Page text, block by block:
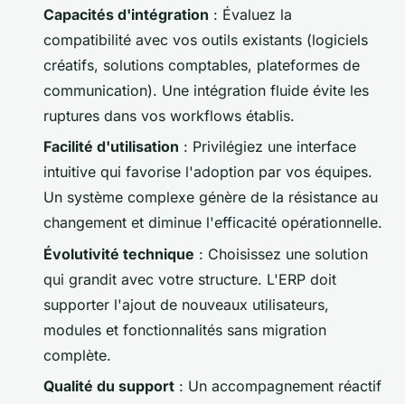
Capacités d'intégration : Évaluez la
compatibilité avec vos outils existants (logiciels
créatifs, solutions comptables, plateformes de
communication). Une intégration fluide évite les
ruptures dans vos workflows établis.
Facilité d'utilisation : Privilégiez une interface
intuitive qui favorise l'adoption par vos équipes.
Un système complexe génère de la résistance au
changement et diminue l'efficacité opérationnelle.
Évolutivité technique : Choisissez une solution
qui grandit avec votre structure. L'ERP doit
supporter l'ajout de nouveaux utilisateurs,
modules et fonctionnalités sans migration
complète.
Qualité du support : Un accompagnement réactif